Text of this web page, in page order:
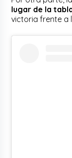
lugar de la
victoria frente a